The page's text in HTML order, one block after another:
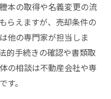
本の取得や名義変更の流
らえますが、売却条件の
他の専門家が担当しま
的手続きの確認や書類取
の相談は不動産会社や専
す。